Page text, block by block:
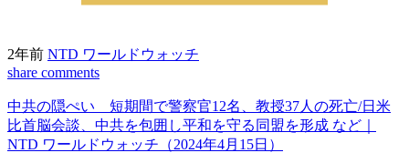
2年前 NTD ワールドウォッチ
share comments
中共の隠ぺい 短期間で警察官12名、教授37人の死亡/日米
比首脳会談、中共を包囲し平和を守る同盟を形成 など｜
NTD ワールドウォッチ（2024年4月15日）